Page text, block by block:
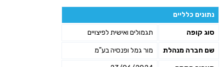
נתונים כלליים
סוג קופה תגמולים ואישית לפיצויים
שם חברה מנהלת מור גמל ופנסיה בע"מ
פנסיוניים\ביטוח באמצעות טלפון, מייל או SMS מאיתנו או צד שלישי
שליחה